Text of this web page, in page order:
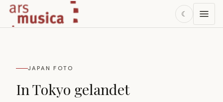
☾
JAPAN FOTO
In Tokyo gelandet